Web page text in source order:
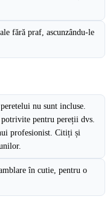
fără praf, ascunzându-le
nu sunt incluse.
pentru pereții dvs.
profesionist. Citiți și
în cutie, pentru o